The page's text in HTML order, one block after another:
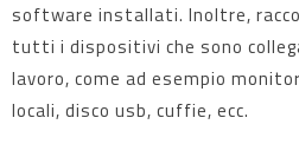
software installati. Inoltre,
tutti i dispositivi che sono
lavoro, come ad esempio
locali, disco usb, cuffie, ecc.